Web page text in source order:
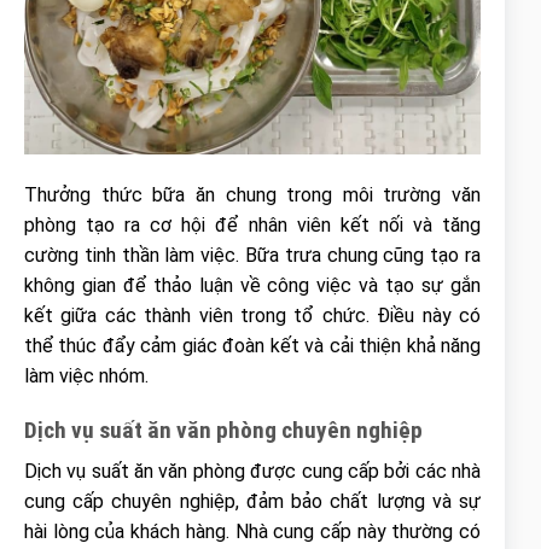
Thưởng thức bữa ăn chung trong môi trường văn
phòng tạo ra cơ hội để nhân viên kết nối và tăng
cường tinh thần làm việc. Bữa trưa chung cũng tạo ra
không gian để thảo luận về công việc và tạo sự gắn
kết giữa các thành viên trong tổ chức. Điều này có
thể thúc đẩy cảm giác đoàn kết và cải thiện khả năng
làm việc nhóm.
Dịch vụ suất ăn văn phòng chuyên nghiệp
Dịch vụ suất ăn văn phòng được cung cấp bởi các nhà
cung cấp chuyên nghiệp, đảm bảo chất lượng và sự
hài lòng của khách hàng. Nhà cung cấp này thường có